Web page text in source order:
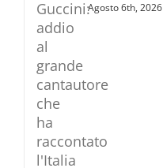
Agosto 6th, 2026